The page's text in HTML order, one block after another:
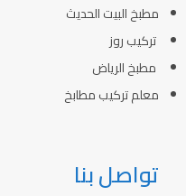
مطبخ البيت الحديث
تركيب روز
مطبخ الرياض
معلم تركيب مطابخ
تواصل بنا